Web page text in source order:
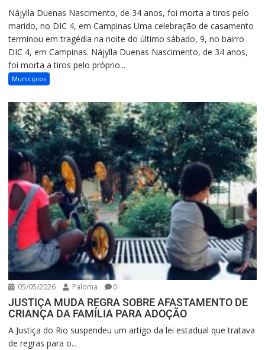
Nájylla Duenas Nascimento, de 34 anos, foi morta a tiros pelo
marido, no DIC 4, em Campinas Uma celebração de casamento
terminou em tragédia na noite do último sábado, 9, no bairro
DIC 4, em Campinas. Nájylla Duenas Nascimento, de 34 anos,
foi morta a tiros pelo próprio...
Municipios
05/05/2026 Paloma 0
JUSTIÇA MUDA REGRA SOBRE AFASTAMENTO DE
CRIANÇA DA FAMÍLIA PARA ADOÇÃO
A Justiça do Rio suspendeu um artigo da lei estadual que tratava
de regras para o...